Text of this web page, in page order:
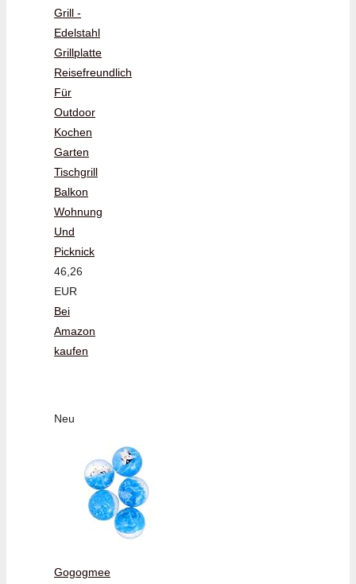
Grill -
Edelstahl
Grillplatte
Reisefreundlich
Für
Outdoor
Kochen
Garten
Tischgrill
Balkon
Wohnung
Und
Picknick
46,26
EUR
Bei
Amazon
kaufen
Neu
Gogogmee